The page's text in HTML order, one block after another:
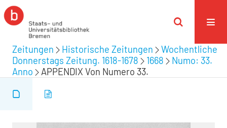
Zeitungen Historische Zeitungen
Wochentliche
Donnerstags Zeitung. 1618-1678
1668
Numo: 33.
Anno
APPENDIX Von Numero 33.